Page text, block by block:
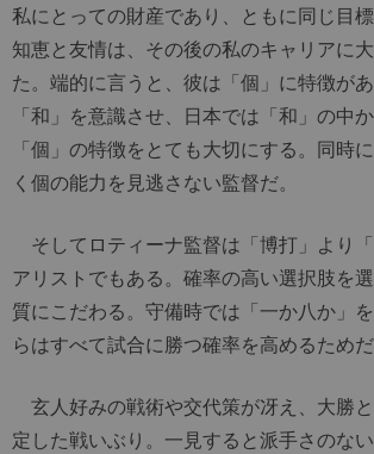
私にとっての財産であり、ともに同じ目
知恵と友情は、その後の私のキャリアに
た。端的に言うと、彼は「個」に特徴が
「和」を意識させ、日本では「和」の中
「個」の特徴をとても大切にする。同時
く個の能力を見逃さない監督だ。
そしてロティーナ監督は「博打」より
アリストでもある。確率の高い選択肢を選
質にこだわる。守備時では「一か八か」
らはすべて試合に勝つ確率を高めるためだ
玄人好みの戦術や交代策が冴え、大勝
定した戦いぶり。一見すると派手さのな